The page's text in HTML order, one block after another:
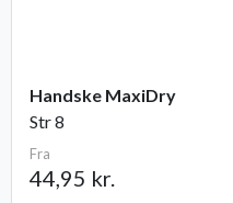
Handske MaxiDry
Str 8
Fra
44,95 kr.